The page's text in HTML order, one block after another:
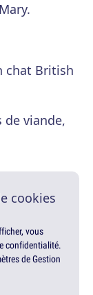
chat British
de viande,
cookies
vous
confidentialité.
de Gestion